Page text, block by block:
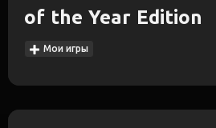
of the Year Edition
Мои игры